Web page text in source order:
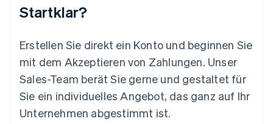
Startklar?
Erstellen Sie direkt ein Konto und beginnen Sie
mit dem Akzeptieren von Zahlungen. Unser
Sales-Team berät Sie gerne und gestaltet für
Sie ein individuelles Angebot, das ganz auf Ihr
Unternehmen abgestimmt ist.
Mexiko
English
Niederlande
Nederlands English
Norwegen
English
Österreich